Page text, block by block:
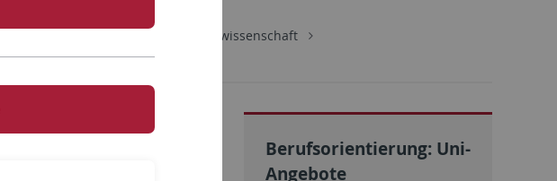
Fachbereich Wirtschaftswissenschaft
Berufsorientierung: Uni-
Angebote